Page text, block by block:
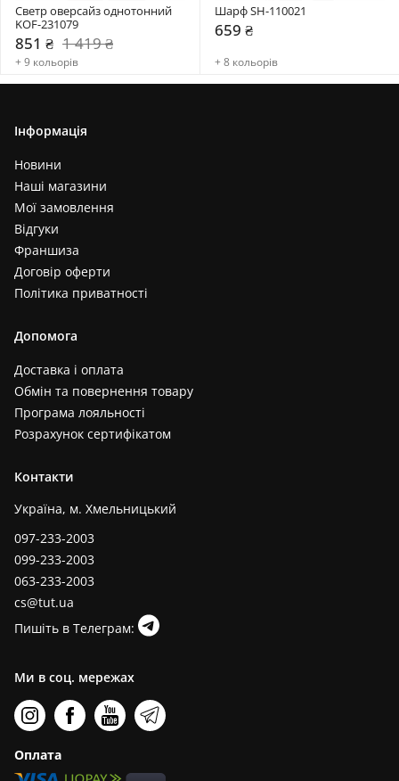
Светр оверсайз однотонний
KOF-231079
851 ₴ 1 419 ₴
+ 9 кольорів
Шарф SH-110021
659 ₴
+ 8 кольорів
Інформація
Новини
Наші магазини
Мої замовлення
Відгуки
Франшиза
Договір оферти
Політика приватності
Допомога
Доставка і оплата
Обмін та повернення товару
Програма лояльності
Розрахунок сертифікатом
Контакти
Україна, м. Хмельницький
097-233-2003
099-233-2003
063-233-2003
cs@tut.ua
Пишіть в Телеграм:
Ми в соц. мережах
Оплата